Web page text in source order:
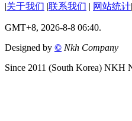
|关于我们 |联系我们 | 网站统计|
GMT+8, 2026-8-8 06:40.
Designed by © Nkh Company
Since 2011 (South Korea) NKH